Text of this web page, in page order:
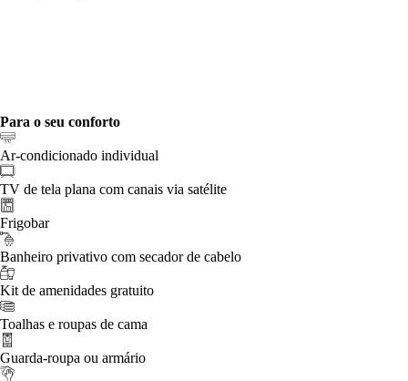
Para o seu conforto
Ar-condicionado individual
TV de tela plana com canais via satélite
Frigobar
Banheiro privativo com secador de cabelo
Kit de amenidades gratuito
Toalhas e roupas de cama
Guarda-roupa ou armário